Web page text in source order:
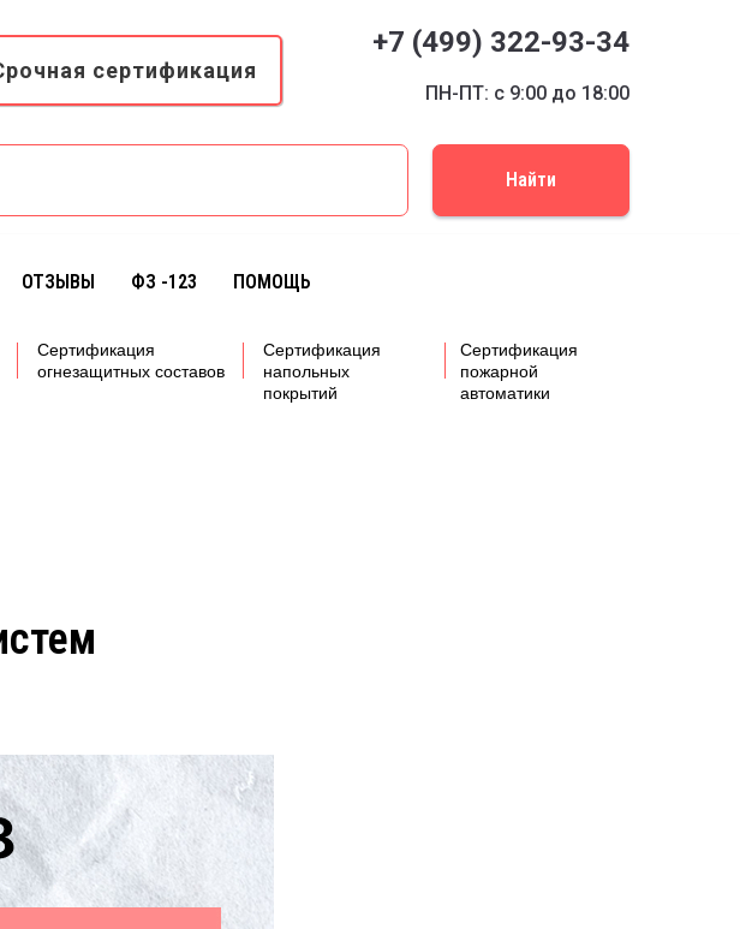
сертификация
ПН-ПТ: с 9:00 до 18:00
+7 (499) 322-93-34
Найти
ОТЗЫВЫ ФЗ -123 ПОМОЩЬ
Сертификация
огнезащитных составов
Сертификация
напольных
покрытий
Сертификация
пожарной
автоматики